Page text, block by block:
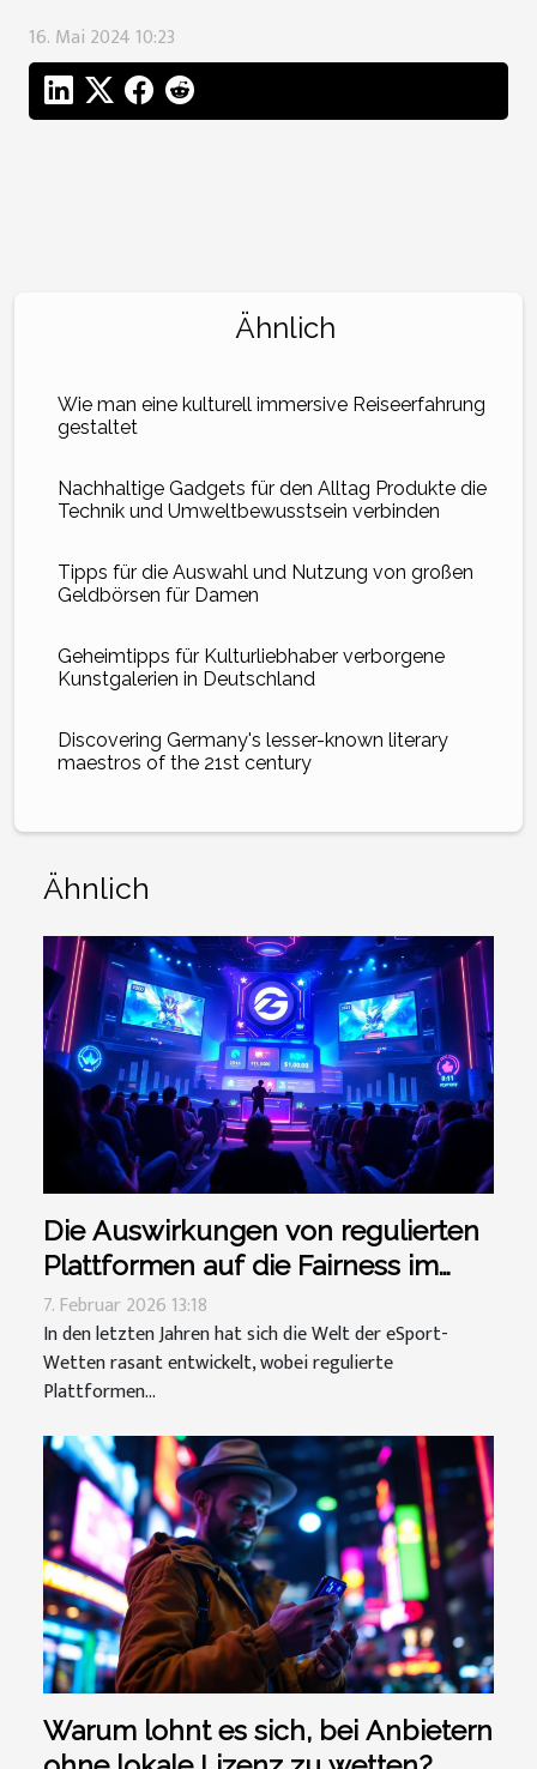
Ähnlich
Wie man eine kulturell immersive Reiseerfahrung
gestaltet
Nachhaltige Gadgets für den Alltag Produkte die
Technik und Umweltbewusstsein verbinden
Tipps für die Auswahl und Nutzung von großen
Geldbörsen für Damen
Geheimtipps für Kulturliebhaber verborgene
Kunstgalerien in Deutschland
Discovering Germany's lesser-known literary
maestros of the 21st century
16. Mai 2024 10:23
Ähnlich
Die Auswirkungen von regulierten
Plattformen auf die Fairness im
eSport-Wetten
7. Februar 2026 13:18
In den letzten Jahren hat sich die Welt der eSport-
Wetten rasant entwickelt, wobei regulierte
Plattformen...
Warum lohnt es sich, bei Anbietern